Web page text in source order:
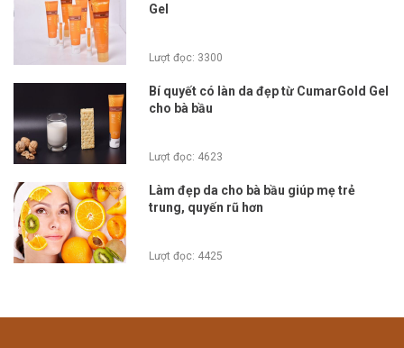
Gel
Lượt đọc: 3300
Bí quyết có làn da đẹp từ CumarGold Gel
cho bà bầu
Lượt đọc: 4623
Làm đẹp da cho bà bầu giúp mẹ trẻ
trung, quyến rũ hơn
Lượt đọc: 4425